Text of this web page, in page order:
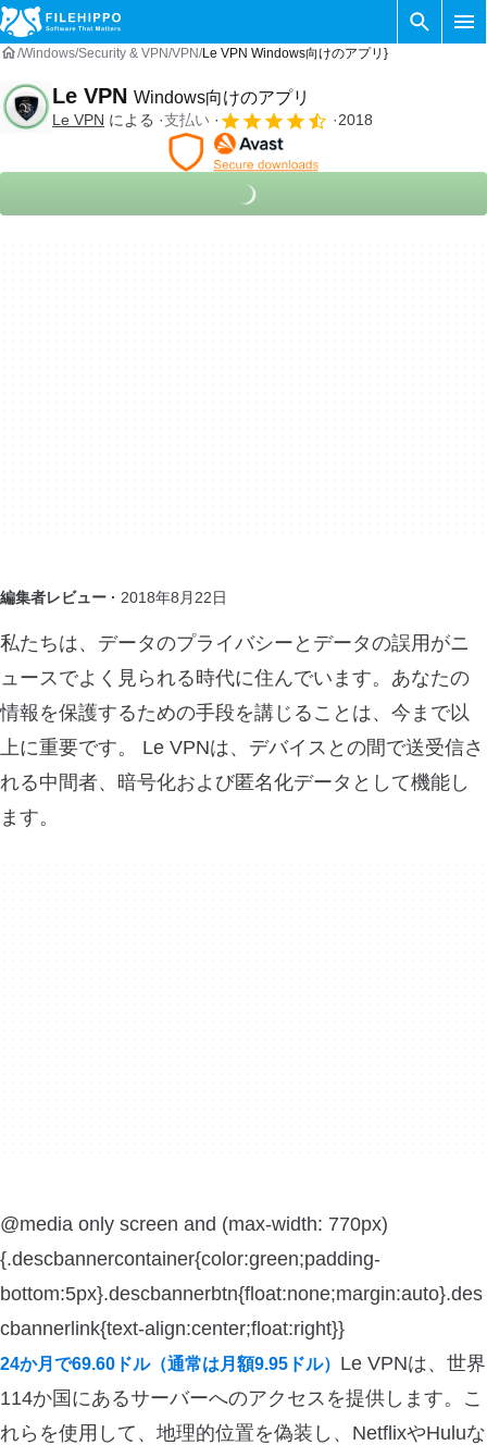
Windows Security & VPN VPN Le VPN Windows向けのアプリ}
Le VPN Windows向けのアプリ
Le VPN による 支払い 2018
編集者レビュー · 2018年8月22日
私たちは、データのプライバシーとデータの誤用がニ
ュースでよく見られる時代に住んでいます。あなたの
情報を保護するための手段を講じることは、今まで以
上に重要です。 Le VPNは、デバイスとの間で送受信さ
れる中間者、暗号化および匿名化データとして機能し
ます。
@media only screen and (max-width: 770px)
{.descbannercontainer{color:green;padding-
bottom:5px}.descbannerbtn{float:none;margin:auto}.des
cbannerlink{text-align:center;float:right}}
24か月で69.60ドル（通常は月額9.95ドル） Le VPNは、世界
114か国にあるサーバーへのアクセスを提供します。こ
れらを使用して、地理的位置を偽装し、NetflixやHuluな